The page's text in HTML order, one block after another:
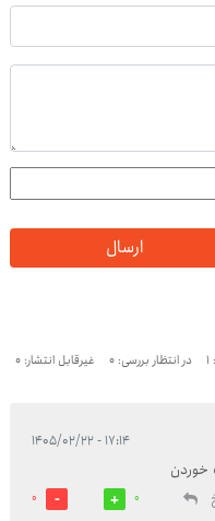
ارسال
در انتظار بررسی: 0 غیرقابل انتشار: 0
۱۷:۱۴ - ۱۴۰۵/۰۲/۲۲
خوردن
0
0